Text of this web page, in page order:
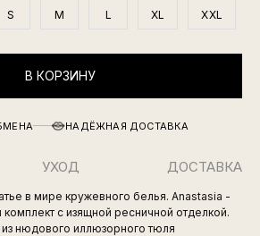
S M L XL XXL
В КОРЗИНУ
НАДЁЖНАЯ ДОСТАВКА
УХОД ДОСТАВКА
в мире кружевного белья. Anastasia -
с изящной ресничной отделкой.
нюдового иллюзорного тюля